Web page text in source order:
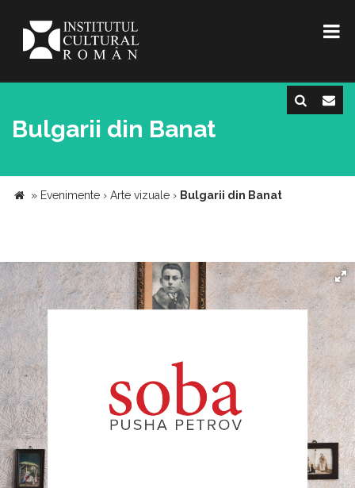
Bulgarii din Banat
» Evenimente › Arte vizuale › Bulgarii din Banat